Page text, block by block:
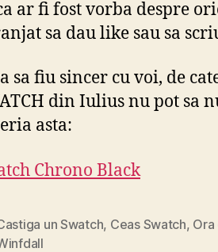
ar fi fost vorba despre
sa dau like sau sa
sa fiu sincer cu voi, de
din Iulius nu pot sa
asta:
Chrono Black
un Swatch, Ceas Swatch, Ora